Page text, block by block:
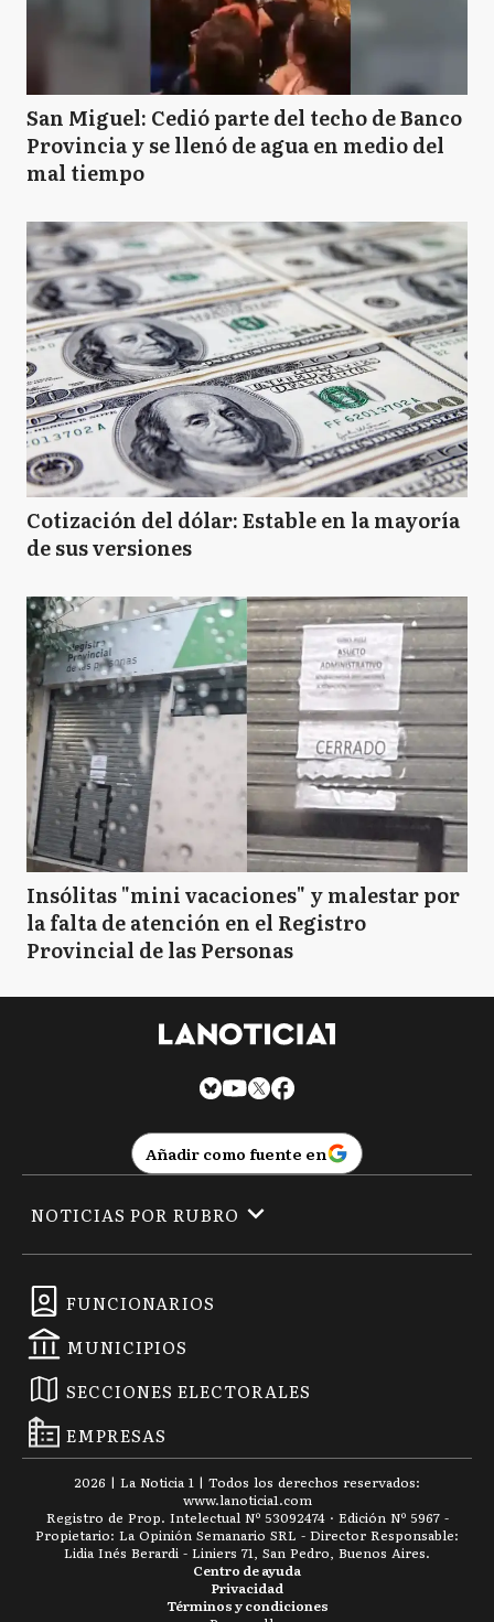
San Miguel: Cedió parte del techo de Banco
Provincia y se llenó de agua en medio del
mal tiempo
Cotización del dólar: Estable en la mayoría
de sus versiones
Insólitas "mini vacaciones" y malestar por
la falta de atención en el Registro
Provincial de las Personas
Añadir como fuente en
FUNCIONARIOS
MUNICIPIOS
SECCIONES ELECTORALES
EMPRESAS
NOTICIAS POR RUBRO
2026 | La Noticia 1 | Todos los derechos reservados:
www.lanoticia1.com
Registro de Prop. Intelectual Nº 53092474 · Edición Nº 5967 -
Propietario: La Opinión Semanario SRL - Director Responsable:
Lidia Inés Berardi - Liniers 71, San Pedro, Buenos Aires.
Términos y condiciones
Privacidad
Centro de ayuda